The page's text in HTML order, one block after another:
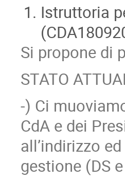
Istruttoria
Si propone di
STATO
-) Ci
CdA e dei
all’indirizzo
gestione (DS